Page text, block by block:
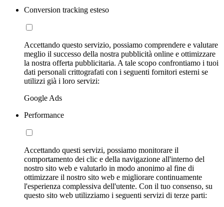
Conversion tracking esteso
Accettando questo servizio, possiamo comprendere e valutare
meglio il successo della nostra pubblicità online e ottimizzare
la nostra offerta pubblicitaria. A tale scopo confrontiamo i tuoi
dati personali crittografati con i seguenti fornitori esterni se
utilizzi già i loro servizi:
Google Ads
Performance
Accettando questi servizi, possiamo monitorare il
comportamento dei clic e della navigazione all'interno del
nostro sito web e valutarlo in modo anonimo al fine di
ottimizzare il nostro sito web e migliorare continuamente
l'esperienza complessiva dell'utente. Con il tuo consenso, su
questo sito web utilizziamo i seguenti servizi di terze parti: